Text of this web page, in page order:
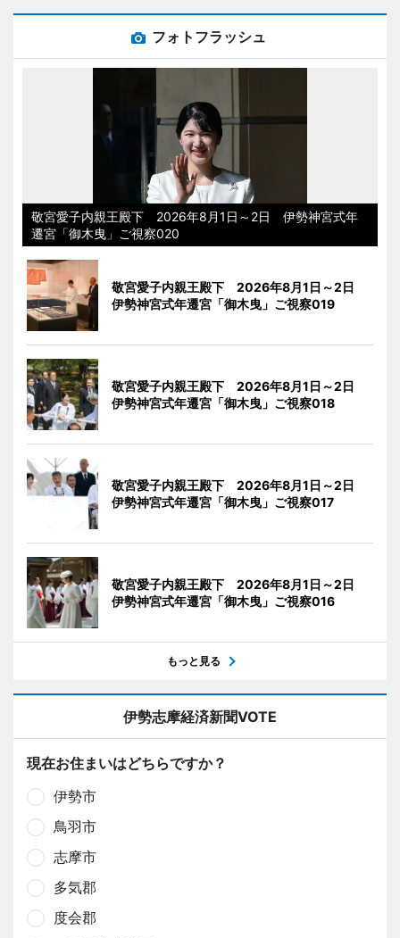
フォトフラッシュ
敬宮愛子内親王殿下 2026年8月1日～2日 伊勢神宮式年
遷宮「御木曳」ご視察020
敬宮愛子内親王殿下 2026年8月1日～2日
伊勢神宮式年遷宮「御木曳」ご視察019
敬宮愛子内親王殿下 2026年8月1日～2日
伊勢神宮式年遷宮「御木曳」ご視察018
敬宮愛子内親王殿下 2026年8月1日～2日
伊勢神宮式年遷宮「御木曳」ご視察017
敬宮愛子内親王殿下 2026年8月1日～2日
伊勢神宮式年遷宮「御木曳」ご視察016
もっと見る
伊勢志摩経済新聞VOTE
現在お住まいはどちらですか？
伊勢市
鳥羽市
志摩市
多気郡
度会郡